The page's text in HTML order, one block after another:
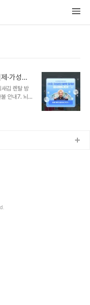
·가성비
김 렌탈 방
안내7. 뇌새
용하는 팁
그리고 '평생